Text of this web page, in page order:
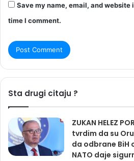
Save my name, email, and website
time I comment.
Sta drugi citaju ?
ZUKAN HELEZ
tvrdim da su
da odbrane BiH
NATO daje